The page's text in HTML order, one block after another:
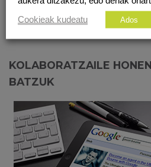
E-
KOLABORATZAILE
BATZUK
Cookieak kudeatu
Ados